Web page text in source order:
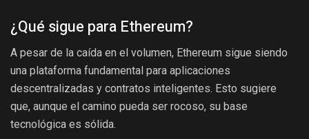
¿Qué sigue para Ethereum?
A pesar de la caída en el volumen, Ethereum sigue siendo
una plataforma fundamental para aplicaciones
descentralizadas y contratos inteligentes. Esto sugiere
que, aunque el camino pueda ser rocoso, su base
tecnológica es sólida.